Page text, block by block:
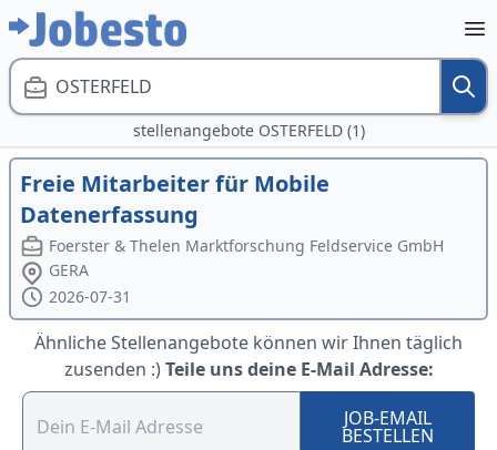
OSTERFELD
stellenangebote OSTERFELD (1)
Freie Mitarbeiter für Mobile
Datenerfassung
Foerster & Thelen Marktforschung Feldservice GmbH
GERA
2026-07-31
Ähnliche Stellenangebote können wir Ihnen täglich
zusenden :) Teile uns deine E-Mail Adresse:
JOB-EMAIL
BESTELLEN